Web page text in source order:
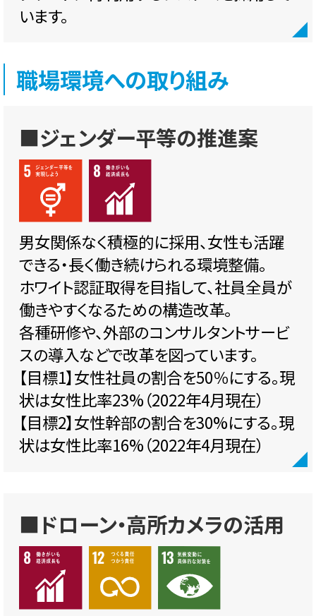
います。
職場環境への取り組み
■ジェンダー平等の推進案
男女関係なく積極的に採用、女性も活躍
できる・長く働き続けられる環境整備。
ホワイト認証取得を目指して、社員全員が
働きやすくなるための構造改革。
各種研修や、外部のコンサルタントサービ
スの導入などで改革を図っています。
【目標1】女性社員の割合を50％にする。現
状は女性比率23%（2022年4月現在）
【目標2】女性幹部の割合を30%にする。現
状は女性比率16%（2022年4月現在）
■ドローン・高所カメラの活用